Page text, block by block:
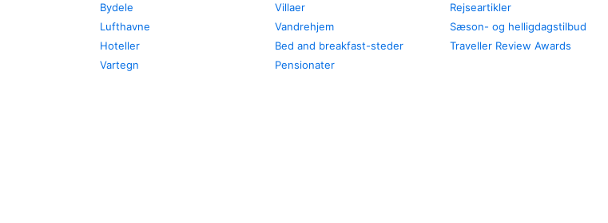
Bydele
Lufthavne
Hoteller
Vartegn
Villaer
Vandrehjem
Bed and breakfast-steder
Pensionater
Rejseartikler
Sæson- og helligdagstilbud
Traveller Review Awards